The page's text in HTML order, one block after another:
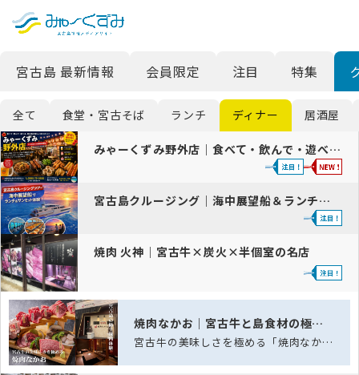
English
検索
宮古島 最新情報 会員限定 注目 特集
全て 食堂・宮古そば ランチ ディナー 居酒屋
みゃーくずみ野外店｜食べて・飲んで・遊べる、宮古島の新しい夜スポット
宮古島クルージング｜海中展望船＆ランチ・サンセット体験ガイド
焼肉 火神｜宮古牛×炭火×半個室の名店
焼肉なかお｜宮古牛と島食材の極上焼肉
宮古牛の美味しさを極める「焼肉なかお」──五感を満たす、島の極上焼肉体験